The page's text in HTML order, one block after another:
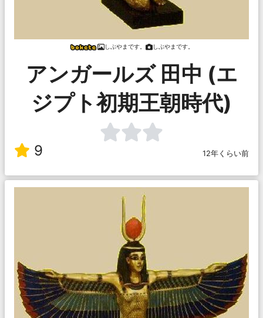
しぶやまです。 しぶやまです。
アンガールズ 田中 (エ
ジプト初期王朝時代)
9 12年くらい前